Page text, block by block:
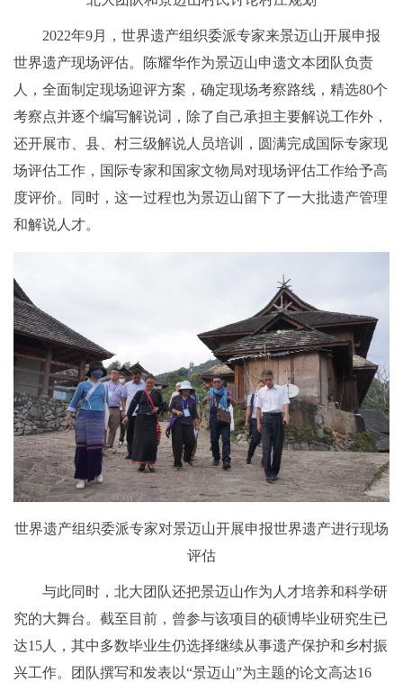
2022年9月，世界遗产组织委派专家来景迈山开展申报
世界遗产现场评估。陈耀华作为景迈山申遗文本团队负责
人，全面制定现场迎评方案，确定现场考察路线，精选80个
考察点并逐个编写解说词，除了自己承担主要解说工作外，
还开展市、县、村三级解说人员培训，圆满完成国际专家现
场评估工作，国际专家和国家文物局对现场评估工作给予高
度评价。同时，这一过程也为景迈山留下了一大批遗产管理
和解说人才。
世界遗产组织委派专家对景迈山开展申报世界遗产进行现场
评估
与此同时，北大团队还把景迈山作为人才培养和科学研
究的大舞台。截至目前，曾参与该项目的硕博毕业研究生已
达15人，其中多数毕业生仍选择继续从事遗产保护和乡村振
兴工作。团队撰写和发表以“景迈山”为主题的论文高达16